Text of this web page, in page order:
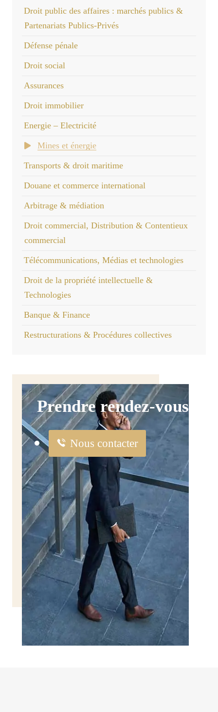
Droit public des affaires : marchés publics &
Partenariats Publics-Privés
Défense pénale
Droit social
Assurances
Droit immobilier
Energie – Electricité
Mines et énergie
Transports & droit maritime
Douane et commerce international
Arbitrage & médiation
Droit commercial, Distribution & Contentieux
commercial
Télécommunications, Médias et technologies
Droit de la propriété intellectuelle &
Technologies
Banque & Finance
Restructurations & Procédures collectives
Prendre rendez-vous
Nous contacter